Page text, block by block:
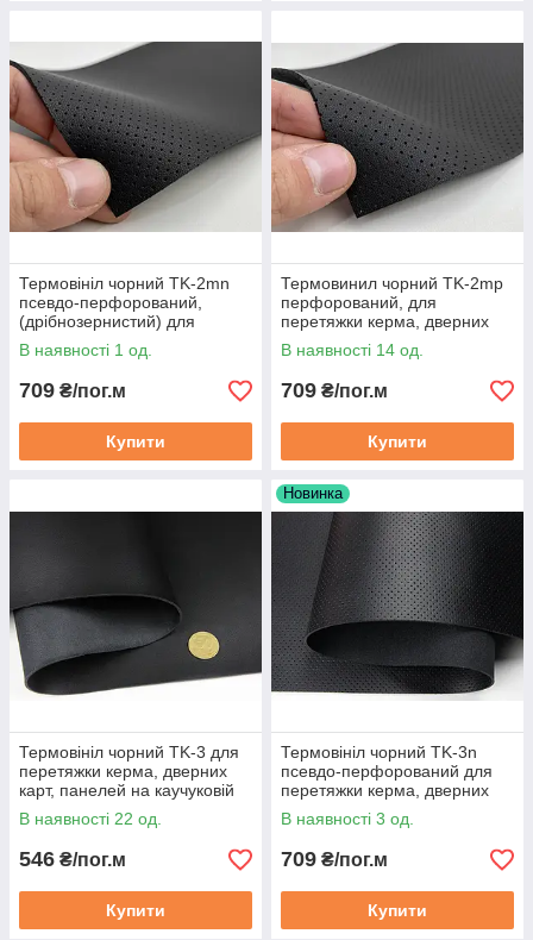
Термовініл чорний TK-2mn
псевдо-перфорований,
(дрібнозернистий) для
перетяжки руля, дверейних
карт на каучуковій основі
В наявності 1 од.
709 ₴/пог.м
Купити
Термовинил чорний TK-2mp
перфорований, для
перетяжки керма, дверних
карт на каучуковій основі
В наявності 14 од.
709 ₴/пог.м
Купити
Термовініл чорний TK-3 для
перетяжки керма, дверних
карт, панелей на каучуковій
основі
В наявності 22 од.
546 ₴/пог.м
Купити
Новинка
Термовініл чорний TK-3n
псевдо-перфорований для
перетяжки керма, дверних
карт, панелей на каучуковій
В наявності 3 од.
709 ₴/пог.м
Купити